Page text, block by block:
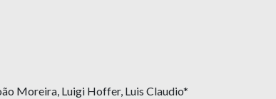
Moreira, Luigi Hoffer, Luis Claudio*